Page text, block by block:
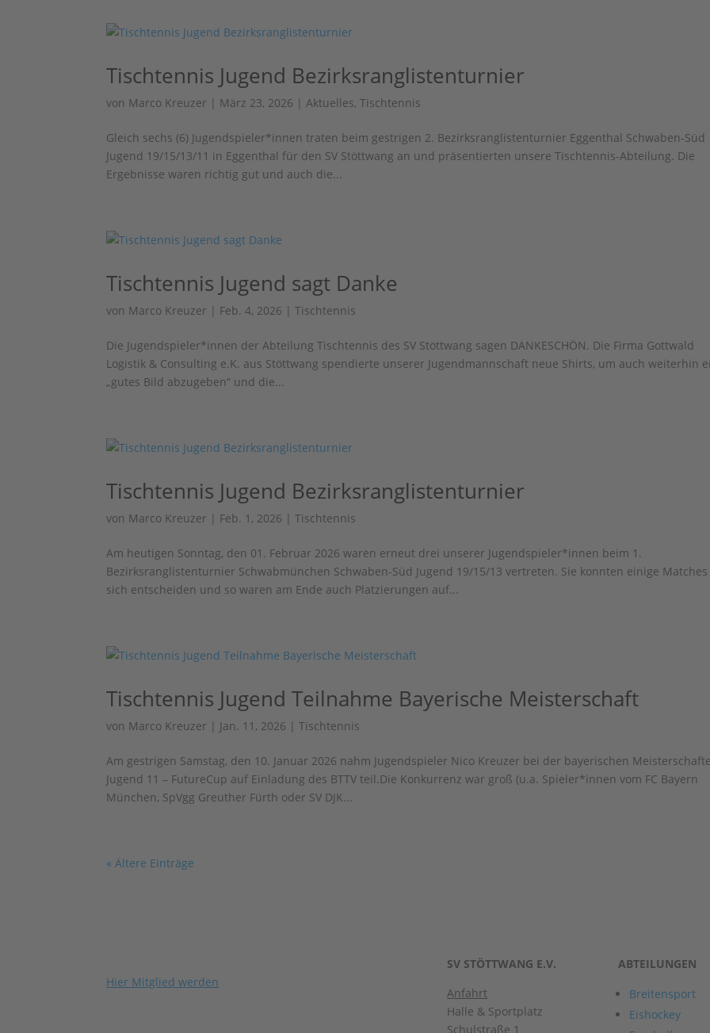
Tischtennis Jugend Bezirksranglistenturnier
von Marco Kreuzer | März 23, 2026 |Aktuelles,Tischtennis
Gleich sechs (6) Jugendspieler*innen traten beim gestrigen 2. Bezirksranglistenturnier Eggenthal Schwaben-Süd
Jugend 19/15/13/11 in Eggenthal für den SV Stöttwang an und präsentierten unsere Tischtennis-Abteilung. Die
Ergebnisse waren richtig gut und auch die...
Tischtennis Jugend sagt Danke
von Marco Kreuzer | Feb. 4, 2026 |Tischtennis
Die Jugendspieler*innen der Abteilung Tischtennis des SV Stöttwang sagen DANKESCHÖN. Die Firma Gottwald
Logistik & Consulting e.K. aus Stöttwang spendierte unserer Jugendmannschaft neue Shirts, um auch weiterhin
„gutes Bild abzugeben“ und die...
Tischtennis Jugend Bezirksranglistenturnier
von Marco Kreuzer | Feb. 1, 2026 |Tischtennis
Am heutigen Sonntag, den 01. Februar 2026 waren erneut drei unserer Jugendspieler*innen beim 1.
Bezirksranglistenturnier Schwabmünchen Schwaben-Süd Jugend 19/15/13 vertreten. Sie konnten einige
sich entscheiden und so waren am Ende auch Platzierungen auf...
Tischtennis Jugend Teilnahme Bayerische Meisterschaft
von Marco Kreuzer | Jan. 11, 2026 |Tischtennis
Am gestrigen Samstag, den 10. Januar 2026 nahm Jugendspieler Nico Kreuzer bei der bayerischen
Jugend 11 – FutureCup auf Einladung des BTTV teil.Die Konkurrenz war groß (u.a. Spieler*innen vom FC Bayern
München, SpVgg Greuther Fürth oder SV DJK...
« Ältere Einträge
Hier Mitglied werden
SV STÖTTWANG E.V.
Anfahrt
Halle & Sportplatz
Schulstraße 1
ABTEILUNGEN
Breitensport
Eishockey